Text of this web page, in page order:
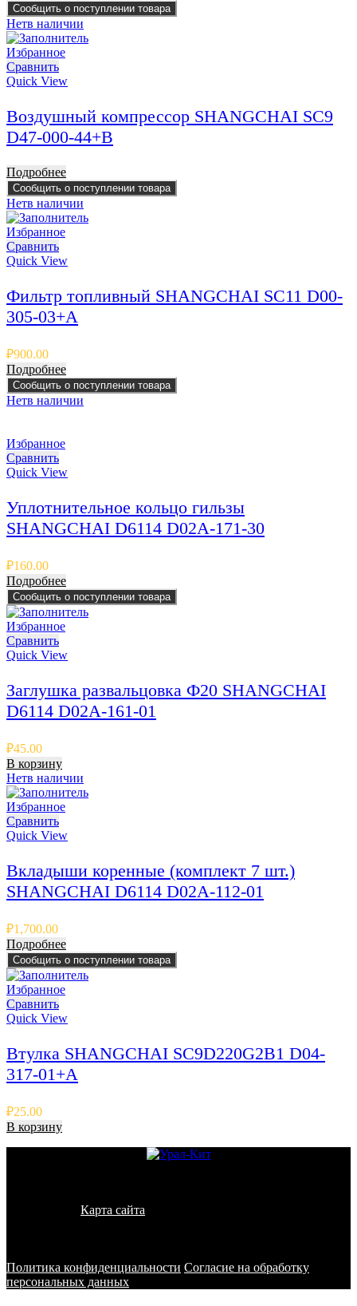
Сообщить о поступлении товара
Нетв наличии
Избранное
Сравнить
Quick View
Воздушный компрессор SHANGCHAI SC9
D47-000-44+B
Подробнее
Сообщить о поступлении товара
Нетв наличии
Избранное
Сравнить
Quick View
Фильтр топливный SHANGCHAI SC11 D00-
305-03+A
₽900.00
Подробнее
Сообщить о поступлении товара
Нетв наличии
Избранное
Сравнить
Quick View
Уплотнительное кольцо гильзы
SHANGCHAI D6114 D02A-171-30
₽160.00
Подробнее
Сообщить о поступлении товара
Избранное
Сравнить
Quick View
Заглушка развальцовка Ф20 SHANGCHAI
D6114 D02A-161-01
₽45.00
В корзину
Нетв наличии
Избранное
Сравнить
Quick View
Вкладыши коренные (комплект 7 шт.)
SHANGCHAI D6114 D02A-112-01
₽1,700.00
Подробнее
Сообщить о поступлении товара
Избранное
Сравнить
Quick View
Втулка SHANGCHAI SC9D220G2B1 D04-
317-01+A
₽25.00
В корзину
Карта сайта
Политика конфиденциальности Согласие на обработку
персональных данных